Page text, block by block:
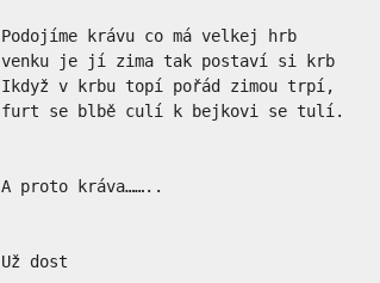
Podojíme krávu co má velkej hrb
venku je jí zima tak postaví si krb
Ikdyž v krbu topí pořád zimou trpí,
furt se blbě culí k bejkovi se tulí.
A proto kráva……..
Už dost